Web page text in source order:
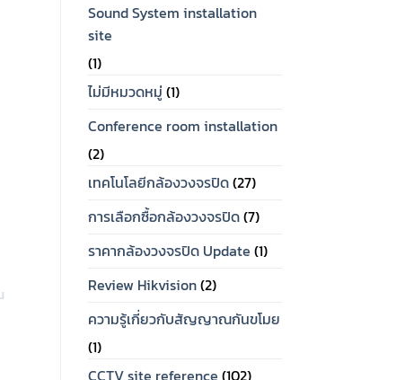
OUT OF STOCK
เครื่องบันทึก HIKVISION
เครื่องบันทึกกล้องวงจรปิด
4CH Hikvision DVR
ST1000VX005 ฮาร์ดดิส
Sound System installation
site
(1)
ไม่มีหมวดหมู่ (1)
Conference room installation
(2)
เทคโนโลยีกล้องวงจรปิด(27)
การเลือกซื้อกล้องวงจรปิด(7)
ราคากล้องวงจรปิด Update (1)
Review Hikvision(2)
ความรู้เกี่ยวกับสัญญาณกันขโมย
(1)
CCTV site reference (102)